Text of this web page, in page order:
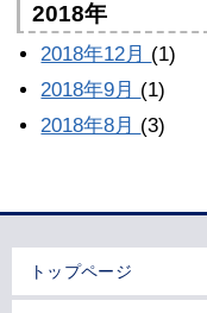
2018年
2018年12月 (1)
2018年9月 (1)
2018年8月 (3)
トップページ